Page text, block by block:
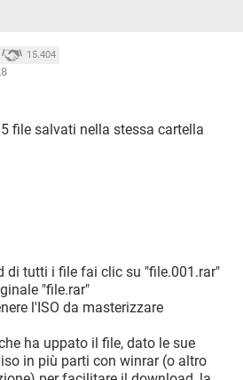
15.404
file salvati nella stessa cartella
di tutti i file fai clic su "file.001.rar"
"file.rar"
l'ISO da masterizzare
ha uppato il file, dato le sue
in più parti con winrar (o altro